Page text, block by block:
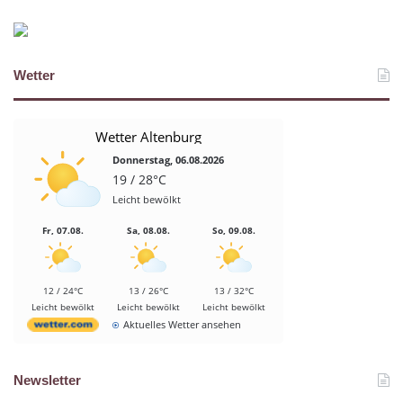
Wetter
Wetter Altenburg
Donnerstag, 06.08.2026
19 / 28°C
Leicht bewölkt
Fr, 07.08.
12 / 24°C
Leicht bewölkt
Sa, 08.08.
13 / 26°C
Leicht bewölkt
So, 09.08.
13 / 32°C
Leicht bewölkt
Aktuelles Wetter ansehen
Newsletter